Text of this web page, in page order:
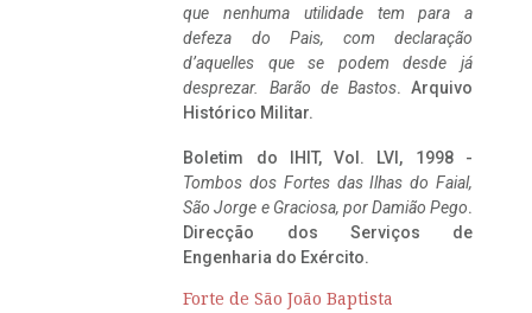
que nenhuma utilidade tem para a
defeza do Pais, com declaração
d’aquelles que se podem desde já
desprezar. Barão de Bastos. Arquivo
Histórico Militar.
Boletim do IHIT, Vol. LVI, 1998 -
Tombos dos Fortes das Ilhas do Faial,
São Jorge e Graciosa, por Damião Pego.
Direcção dos Serviços de
Engenharia do Exército.
Forte de São João Baptista